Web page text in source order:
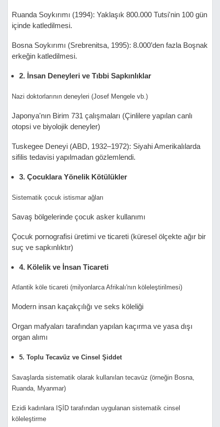
Ruanda Soykırımı (1994): Yaklaşık 800.000 Tutsi'nin 100 gün
içinde katledilmesi.
Bosna Soykırımı (Srebrenitsa, 1995): 8.000’den fazla Boşnak
erkeğin katledilmesi.
2. İnsan Deneyleri ve Tıbbi Sapkınlıklar
Nazi doktorlarının deneyleri (Josef Mengele vb.)
Japonya'nın Birim 731 çalışmaları (Çinlilere yapılan canlı
otopsi ve biyolojik deneyler)
Tuskegee Deneyi (ABD, 1932–1972): Siyahi Amerikalılarda
sifilis tedavisi yapılmadan gözlemlendi.
3. Çocuklara Yönelik Kötülükler
Sistematik çocuk istismar ağları
Savaş bölgelerinde çocuk asker kullanımı
Çocuk pornografisi üretimi ve ticareti (küresel ölçekte ağır bir
suç ve sapkınlıktır)
4. Kölelik ve İnsan Ticareti
Atlantik köle ticareti (milyonlarca Afrikalı'nın köleleştirilmesi)
Modern insan kaçakçılığı ve seks köleliği
Organ mafyaları tarafından yapılan kaçırma ve yasa dışı
organ alımı
5. Toplu Tecavüz ve Cinsel Şiddet
Savaşlarda sistematik olarak kullanılan tecavüz (örneğin Bosna,
Ruanda, Myanmar)
Ezidi kadınlara IŞİD tarafından uygulanan sistematik cinsel
köleleştirme